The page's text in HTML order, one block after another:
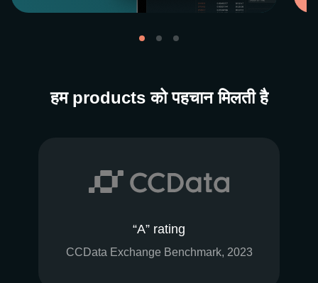
हम products को पहचान मिलती है
“A” rating
CCData Exchange Benchmark, 2023